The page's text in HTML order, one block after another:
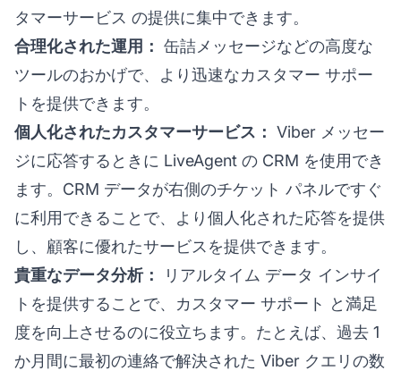
タマーサービス の提供に集中できます。
合理化された運用： 缶詰メッセージなどの高度な
ツールのおかげで、より迅速なカスタマー サポー
トを提供できます。
個人化されたカスタマーサービス： Viber メッセー
ジに応答するときに LiveAgent の CRM を使用でき
ます。CRM データが右側のチケット パネルですぐ
に利用できることで、より個人化された応答を提供
し、顧客に優れたサービスを提供できます。
貴重なデータ分析：
リアルタイム データ インサイ
トを提供することで、 カスタマー サポート と満足
度を向上させるのに役立ちます。たとえば、過去 1
か月間に最初の連絡で解決された Viber クエリの数